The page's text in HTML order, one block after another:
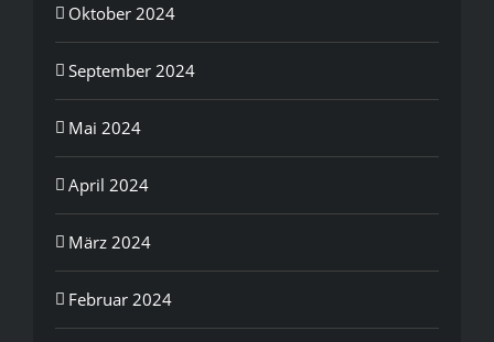
Oktober 2024
September 2024
Mai 2024
April 2024
März 2024
Februar 2024